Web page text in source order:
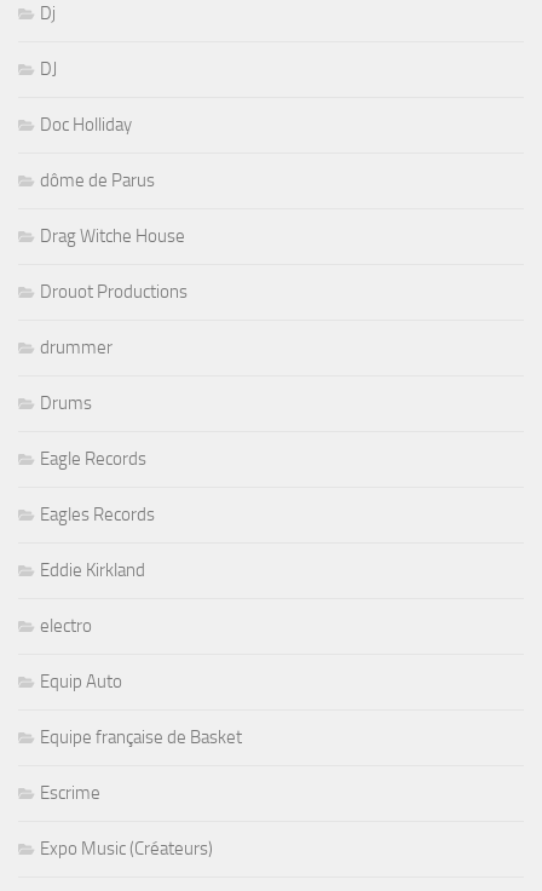
Dj
DJ
Doc Holliday
dôme de Parus
Drag Witche House
Drouot Productions
drummer
Drums
Eagle Records
Eagles Records
Eddie Kirkland
electro
Equip Auto
Equipe française de Basket
Escrime
Expo Music (Créateurs)